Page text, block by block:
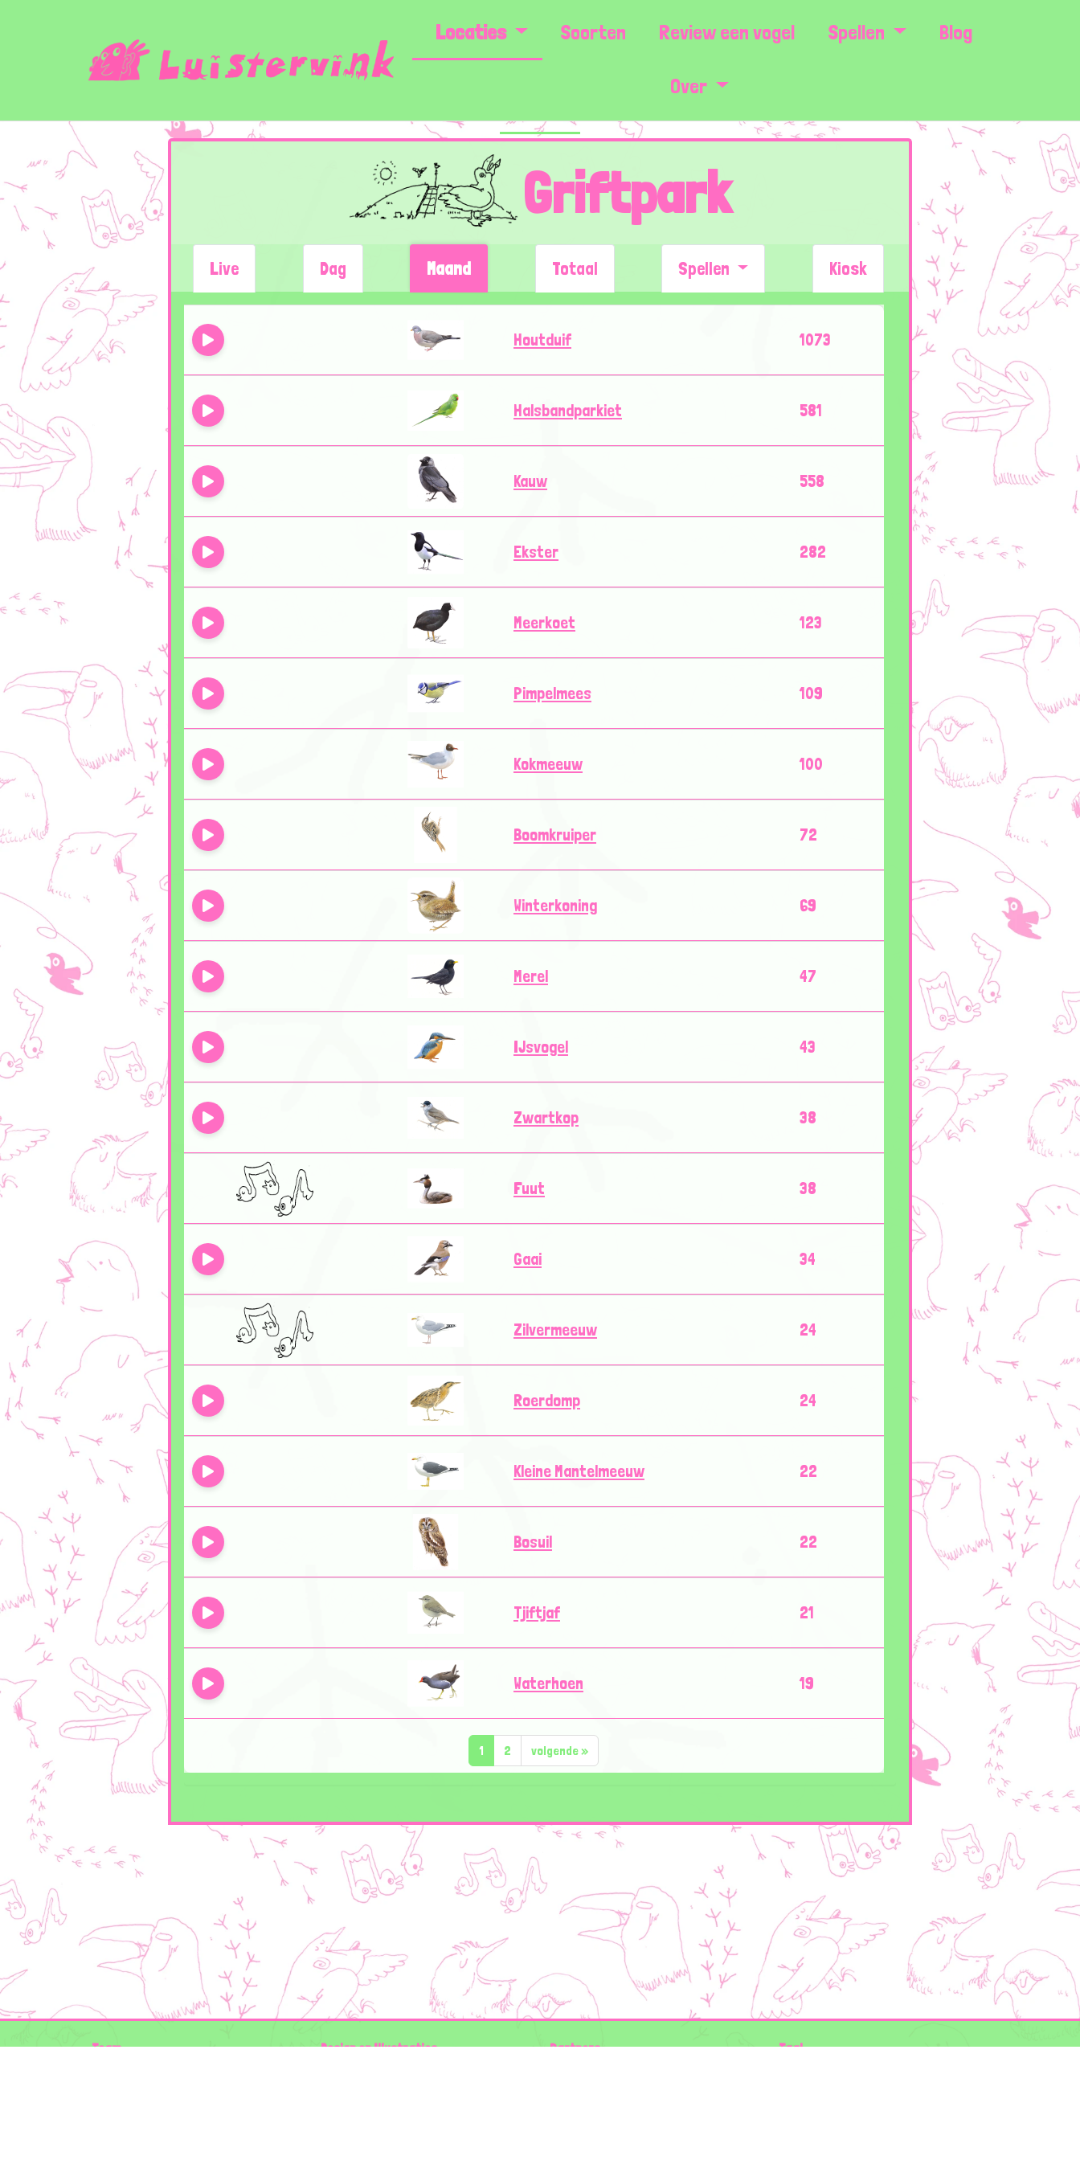
Locaties Soorten Review een vogel Spellen Blog
Over
Griftpark
Live Dag Maand Totaal Spellen Kiosk
Houtduif 1073
Halsbandparkiet 581
Kauw 558
Ekster 282
Meerkoet 123
Pimpelmees 109
Kokmeeuw 100
Boomkruiper 72
Winterkoning 69
Merel 47
IJsvogel 43
Zwartkop 38
Fuut 38
Gaai 34
Zilvermeeuw 24
Roerdomp 24
Kleine Mantelmeeuw 22
Bosuil 22
Tjiftjaf 21
Waterhoen 19
1 2 volgende»
Team Design en Illustraties Partners Taal